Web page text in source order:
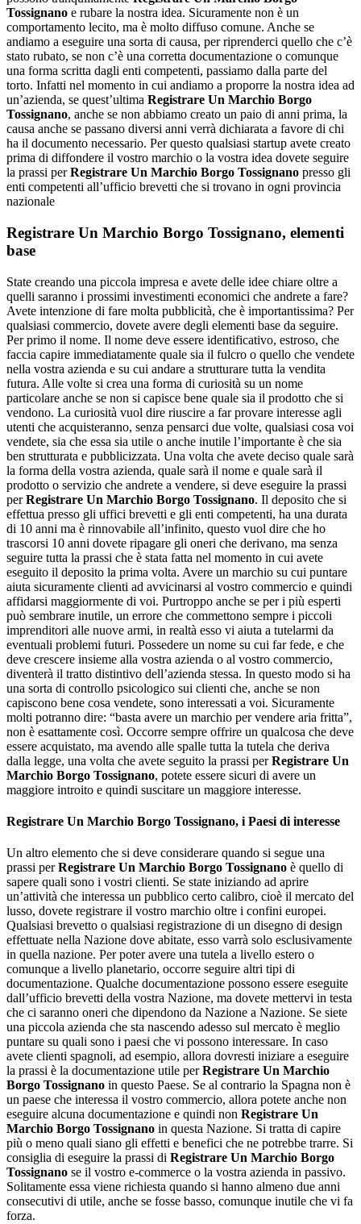
Tossignano e rubare la nostra idea. Sicuramente non è un
comportamento lecito, ma è molto diffuso comune. Anche se
andiamo a eseguire una sorta di causa, per riprenderci quello che c’è
stato rubato, se non c’è una corretta documentazione o comunque
una forma scritta dagli enti competenti, passiamo dalla parte del
torto. Infatti nel momento in cui andiamo a proporre la nostra idea ad
un’azienda, se quest’ultima Registrare Un Marchio Borgo
Tossignano, anche se non abbiamo creato un paio di anni prima, la
causa anche se passano diversi anni verrà dichiarata a favore di chi
ha il documento necessario. Per questo qualsiasi startup avete creato
prima di diffondere il vostro marchio o la vostra idea dovete seguire
la prassi perRegistrare Un Marchio Borgo Tossignano presso gli
enti competenti all’ufficio brevetti che si trovano in ogni provincia
nazionale
Registrare Un Marchio Borgo Tossignano, elementi
base
State creando una piccola impresa e avete delle idee chiare oltre a
quelli saranno i prossimi investimenti economici che andrete a fare?
Avete intenzione di fare molta pubblicità, che è importantissima? Per
qualsiasi commercio, dovete avere degli elementi base da seguire.
Per primo il nome. Il nome deve essere identificativo, estroso, che
faccia capire immediatamente quale sia il fulcro o quello che vendete
nella vostra azienda e su cui andare a strutturare tutta la vendita
futura. Alle volte si crea una forma di curiosità su un nome
particolare anche se non si capisce bene quale sia il prodotto che si
vendono. La curiosità vuol dire riuscire a far provare interesse agli
utenti che acquisteranno, senza pensarci due volte, qualsiasi cosa voi
vendete, sia che essa sia utile o anche inutile l’importante è che sia
ben strutturata e pubblicizzata. Una volta che avete deciso quale sarà
la forma della vostra azienda, quale sarà il nome e quale sarà il
prodotto o servizio che andrete a vendere, si deve eseguire la prassi
perRegistrare Un Marchio Borgo Tossignano. Il deposito che si
effettua presso gli uffici brevetti e gli enti competenti, ha una durata
di 10 anni ma è rinnovabile all’infinito, questo vuol dire che ho
trascorsi 10 anni dovete ripagare gli oneri che derivano, ma senza
seguire tutta la prassi che è stata fatta nel momento in cui avete
eseguito il deposito la prima volta. Avere un marchio su cui puntare
aiuta sicuramente clienti ad avvicinarsi al vostro commercio e quindi
affidarsi maggiormente di voi. Purtroppo anche se per i più esperti
può sembrare inutile, un errore che commettono sempre i piccoli
imprenditori alle nuove armi, in realtà esso vi aiuta a tutelarmi da
eventuali problemi futuri. Possedere un nome su cui far fede, e che
deve crescere insieme alla vostra azienda o al vostro commercio,
diventerà il tratto distintivo dell’azienda stessa. In questo modo si ha
una sorta di controllo psicologico sui clienti che, anche se non
capiscono bene cosa vendete, sono interessati a voi. Sicuramente
molti potranno dire: “basta avere un marchio per vendere aria fritta”,
non è esattamente così. Occorre sempre offrire un qualcosa che deve
essere acquistato, ma avendo alle spalle tutta la tutela che deriva
dalla legge, una volta che avete seguito la prassi perRegistrare Un
Marchio Borgo Tossignano, potete essere sicuri di avere un
maggiore introito e quindi suscitare un maggiore interesse.
Registrare Un Marchio Borgo Tossignano, i Paesi di interesse
Un altro elemento che si deve considerare quando si segue una
prassi perRegistrare Un Marchio Borgo Tossignano è quello di
sapere quali sono i vostri clienti. Se state iniziando ad aprire
un’attività che interessa un pubblico certo calibro, cioè il mercato del
lusso, dovete registrare il vostro marchio oltre i confini europei.
Qualsiasi brevetto o qualsiasi registrazione di un disegno di design
effettuate nella Nazione dove abitate, esso varrà solo esclusivamente
in quella nazione. Per poter avere una tutela a livello estero o
comunque a livello planetario, occorre seguire altri tipi di
documentazione. Qualche documentazione possono essere eseguite
dall’ufficio brevetti della vostra Nazione, ma dovete mettervi in testa
che ci saranno oneri che dipendono da Nazione a Nazione. Se siete
una piccola azienda che sta nascendo adesso sul mercato è meglio
puntare su quali sono i paesi che vi possono interessare. In caso
avete clienti spagnoli, ad esempio, allora dovresti iniziare a eseguire
la prassi è la documentazione utile perRegistrare Un Marchio
Borgo Tossignano in questo Paese. Se al contrario la Spagna non è
un paese che interessa il vostro commercio, allora potete anche non
eseguire alcuna documentazione e quindi non Registrare Un
Marchio Borgo Tossignano in questa Nazione. Si tratta di capire
più o meno quali siano gli effetti e benefici che ne potrebbe trarre. Si
consiglia di eseguire la prassi di Registrare Un Marchio Borgo
Tossignano se il vostro e-commerce o la vostra azienda in passivo.
Solitamente essa viene richiesta quando si hanno almeno due anni
consecutivi di utile, anche se fosse basso, comunque inutile che vi fa
forza.